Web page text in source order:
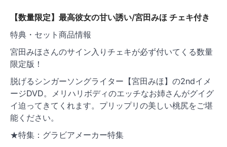
【数量限定】最高彼女の甘い誘い/宮田みほ チェキ付き
特典・セット商品情報
宮田みほさんのサイン入りチェキが必ず付いてくる数量
限定版！
脱げるシンガーソングライター【宮田みほ】の2ndイメ
ージDVD。メリハリボディのエッチなお姉さんがグイグ
イ迫ってきてくれます。プリップリの美しい桃尻をご堪
能ください。
★特集：グラビアメーカー特集